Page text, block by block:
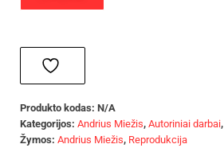
Produkto kodas: N/A
Kategorijos: Andrius Miežis, Autoriniai darbai,
Žymos: Andrius Miežis, Reprodukcija